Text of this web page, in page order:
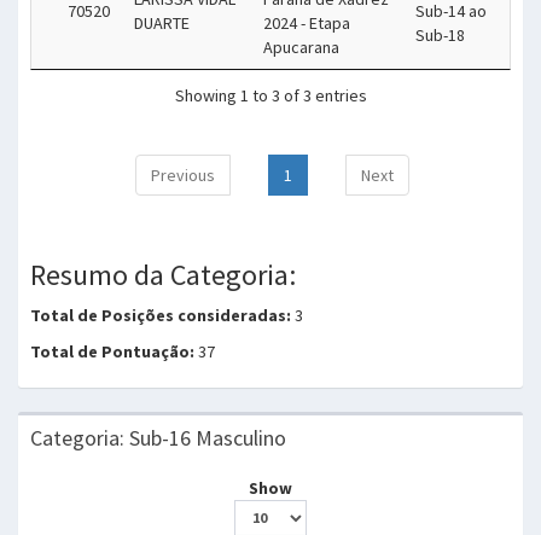
70520
DUARTE
2024 - Etapa
Apucarana
Sub-14 ao
Sub-18
Showing 1 to 3 of 3 entries
Previous 1 Next
Resumo da Categoria:
Total de Posições consideradas: 3
Total de Pontuação: 37
Categoria: Sub-16 Masculino
Show